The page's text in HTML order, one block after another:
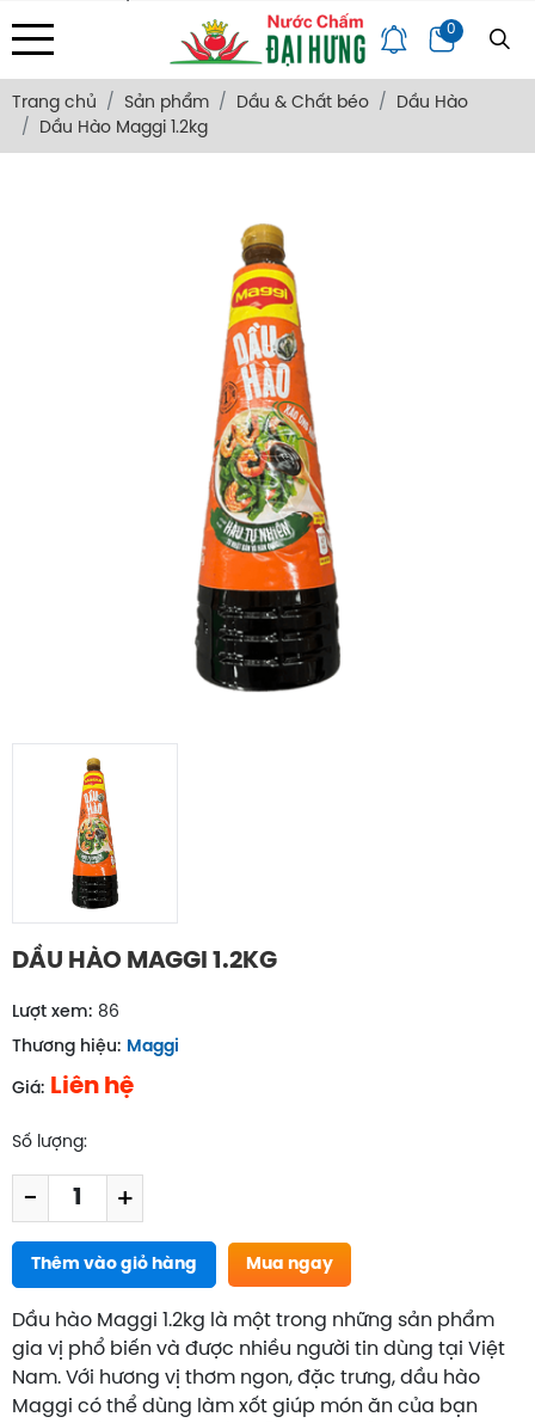
Địa chỉ: 133/34 Văn Thân, Phường Bình Tiên, Tp. HCM
Trang Chủ
Giới Thiệu Bảng Giá Góc Chia Sẻ
Hỏi Đáp
0
Trang chủ Sản phẩm Dầu & Chất béo
Dầu Hào
Dầu Hào Maggi 1.2kg
DẦU HÀO MAGGI 1.2KG
Lượt xem: 86
Thương hiệu: Maggi
Giá: Liên hệ
Số lượng:
- +
Thêm vào giỏ hàng Mua ngay
Dầu hào Maggi 1.2kg là một trong những sản phẩm
gia vị phổ biến và được nhiều người tin dùng tại Việt
Nam. Với hương vị thơm ngon, đặc trưng, dầu hào
Maggi có thể dùng làm xốt giúp món ăn của bạn